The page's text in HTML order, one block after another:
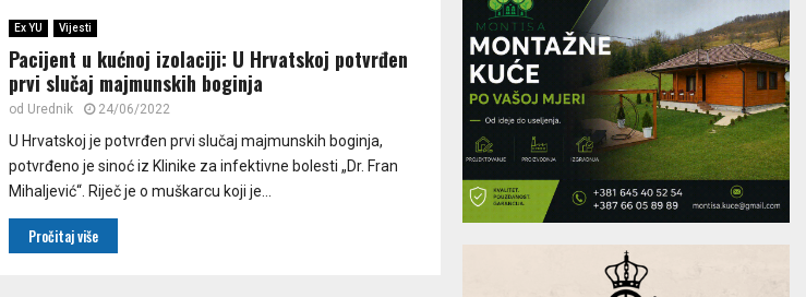
Ex YU Vijesti
Pacijent u kućnoj izolaciji: U Hrvatskoj potvrđen
prvi slučaj majmunskih boginja
od Urednik 24/06/2022
U Hrvatskoj je potvrđen prvi slučaj majmunskih boginja,
potvrđeno je sinoć iz Klinike za infektivne bolesti „Dr. Fran
Mihaljević“. Riječ je o muškarcu koji je...
Pročitaj više